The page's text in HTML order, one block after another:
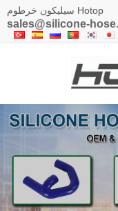
Hotop سيليكون خرطوم
sales@silicone-